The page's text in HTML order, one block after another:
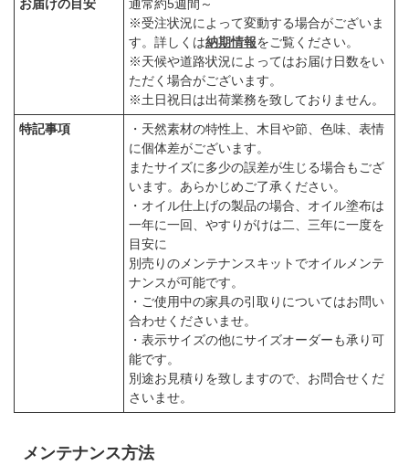
お届けの目安
通常約5週間～
※受注状況によって変動する場合がございま
す。詳しくは納期情報をご覧ください。
※天候や道路状況によってはお届け日数をい
ただく場合がございます。
※土日祝日は出荷業務を致しておりません。
特記事項
・天然素材の特性上、木目や節、色味、表情
に個体差がございます。
またサイズに多少の誤差が生じる場合もござ
います。あらかじめご了承ください。
・オイル仕上げの製品の場合、オイル塗布は
一年に一回、やすりがけは二、三年に一度を
目安に
別売りのメンテナンスキットでオイルメンテ
ナンスが可能です。
・ご使用中の家具の引取りについてはお問い
合わせくださいませ。
・表示サイズの他にサイズオーダーも承り可
能です。
別途お見積りを致しますので、お問合せくだ
さいませ。
メンテナンス方法